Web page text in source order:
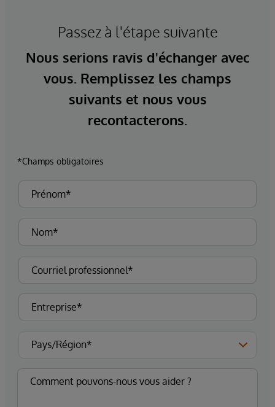
Passez à l'étape suivante
Nous serions ravis d'échanger avec
vous. Remplissez les champs
suivants et nous vous
recontacterons.
*Champs obligatoires